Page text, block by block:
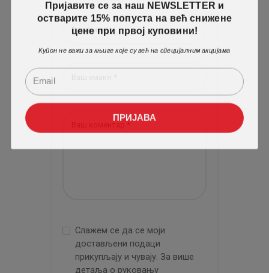
Слажем се да се моји
достављени подаци
прикупљају и чувају. За више
детаља о руковању
Пријавите се за наш NEWSLETTER и
остварите 15% попуста на већ снижене
цене при првој куповини!
Купон не важи за књиге које су већ на специјалним акцијама
ПРИЈАВА